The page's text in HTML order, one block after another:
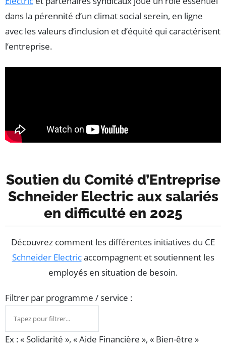
dans la pérennité d’un climat social serein, en ligne
avec les valeurs d’inclusion et d’équité qui caractérisent
l’entreprise.
Soutien du Comité d’Entreprise
Schneider Electric aux salariés
en difficulté en 2025
Découvrez comment les différentes initiatives du CE
Schneider Electricaccompagnent et soutiennent les
employés en situation de besoin.
Filtrer par programme / service :
Ex : « Solidarité », « Aide Financière », « Bien-être »